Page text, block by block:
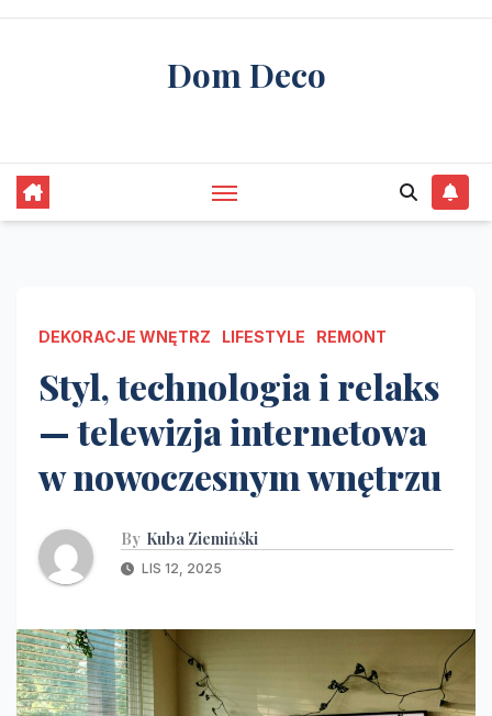
Skip
Dom Deco
DEKORACJE WNĘTRZ LIFESTYLE REMONT
Styl, technologia i relaks
— telewizja internetowa
w nowoczesnym wnętrzu
By Kuba Ziemińśki
LIS 12, 2025